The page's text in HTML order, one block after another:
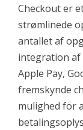
Checkout er
strømlinede
antallet af
integration af
Apple Pay,
fremskynde
mulighed for